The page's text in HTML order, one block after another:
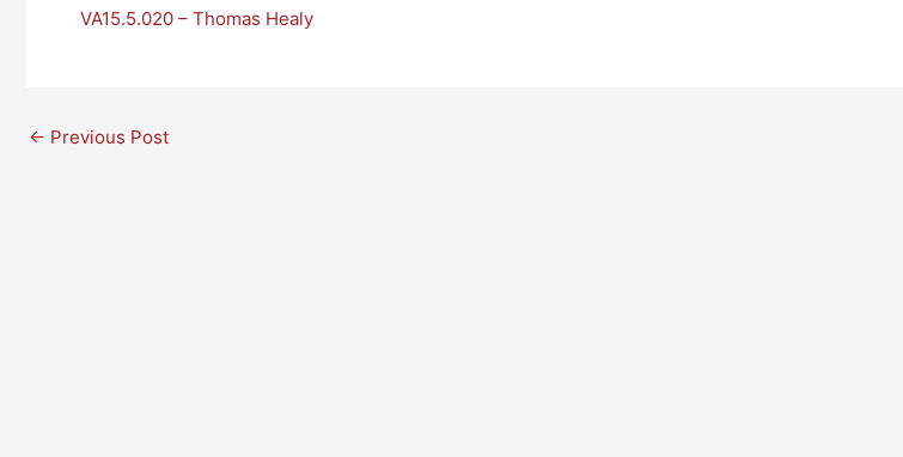
VA15.5.020 – Thomas Healy
← Previous Post